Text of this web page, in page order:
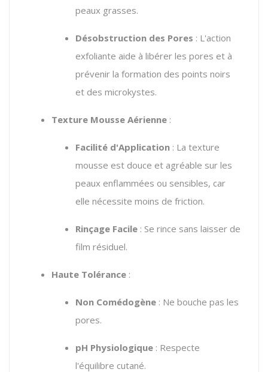
peaux grasses.
Désobstruction des Pores : L'action
exfoliante aide à libérer les pores et à
prévenir la formation des points noirs
et des microkystes.
Texture Mousse Aérienne :
Facilité d'Application : La texture
mousse est douce et agréable sur les
peaux enflammées ou sensibles, car
elle nécessite moins de friction.
Rinçage Facile : Se rince sans laisser de
film résiduel.
Haute Tolérance :
Non Comédogène : Ne bouche pas les
pores.
pH Physiologique : Respecte
l'équilibre cutané.